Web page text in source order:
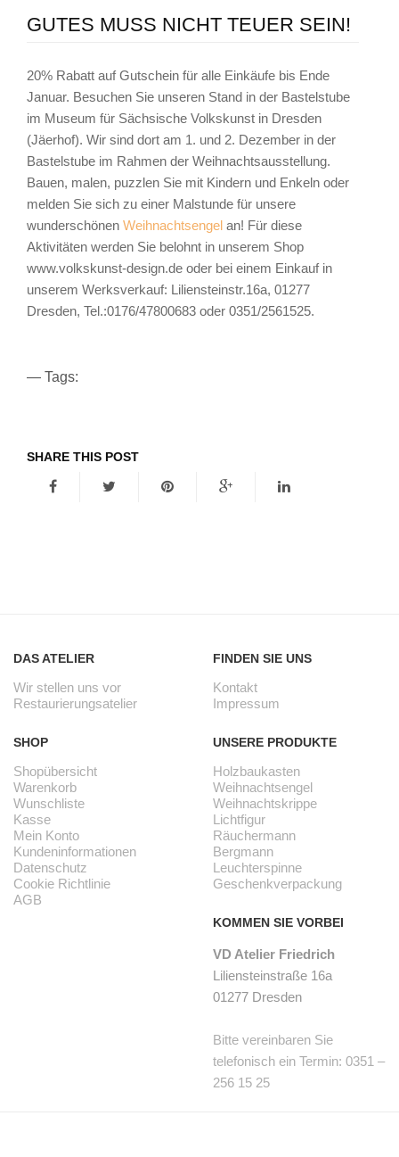
GUTES MUSS NICHT TEUER SEIN!
20% Rabatt auf Gutschein für alle Einkäufe bis Ende
Januar. Besuchen Sie unseren Stand in der Bastelstube
im Museum für Sächsische Volkskunst in Dresden
(Jäerhof). Wir sind dort am 1. und 2. Dezember in der
Bastelstube im Rahmen der Weihnachtsausstellung.
Bauen, malen, puzzlen Sie mit Kindern und Enkeln oder
melden Sie sich zu einer Malstunde für unsere
wunderschönen Weihnachtsengel an! Für diese
Aktivitäten werden Sie belohnt in unserem Shop
www.volkskunst-design.de oder bei einem Einkauf in
unserem Werksverkauf: Liliensteinstr.16a, 01277
Dresden, Tel.:0176/47800683 oder 0351/2561525.
— Tags:
SHARE THIS POST
DAS ATELIER
Wir stellen uns vor
Restaurierungsatelier
SHOP
Shopübersicht
Warenkorb
Wunschliste
Kasse
Mein Konto
Kundeninformationen
Datenschutz
Cookie Richtlinie
AGB
FINDEN SIE UNS
Kontakt
Impressum
UNSERE PRODUKTE
Holzbaukasten
Weihnachtsengel
Weihnachtskrippe
Lichtfigur
Räuchermann
Bergmann
Leuchterspinne
Geschenkverpackung
KOMMEN SIE VORBEI
VD Atelier Friedrich
Liliensteinstraße 16a
01277 Dresden
Bitte vereinbaren Sie
telefonisch ein Termin: 0351 –
256 15 25